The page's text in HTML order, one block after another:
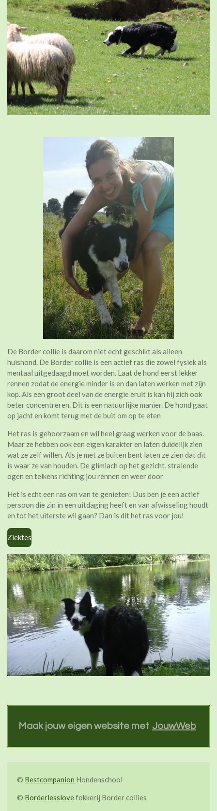
De Border collie is daarom niet echt geschikt als alleen
huishond. De Border collie is een actief ras die zowel fysiek als
mentaal uitgedaagd moet worden. Laat de hond eerst lekker
rennen zodat de energie minder is en dan laten werken met zijn
kop. Als een groot deel van de energie eruit is kan hij zich ook
beter concentreren. Dit is een natuurlijke manier. De hond gaat
op jacht en komt terug met de buit om op te eten
Het ras is gehoorzaam en wil heel graag werken voor de baas.
Maar ze hebben ook een eigen karakter en laten duidelijk zien
wat ze zelf willen. Als je met ze buiten bent laten ze zien dat dit
is waar ze van houden. De glimlach op het gezicht, stralende
ogen en telkens richting jou rennen en weer door
Het is echt een ras om van te genieten! Dus ben je een actief
persoon die zin in een uitdaging heeft en van afwisseling houdt
en tot het uiterste wil gaan? Dan is dit het ras voor jou!
Ziektes
Maak jouw eigen website met JouwWeb
© Bestcompanion Hondenschool
© Borderlesslovefokkerij Border collies